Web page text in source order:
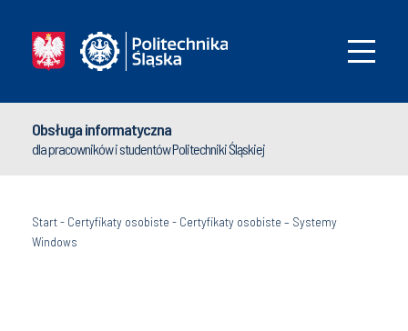
Obsługa informatyczna
dla pracowników i studentów Politechniki Śląskiej
Start- Certyfikaty osobiste - Certyfikaty osobiste – Systemy
Windows